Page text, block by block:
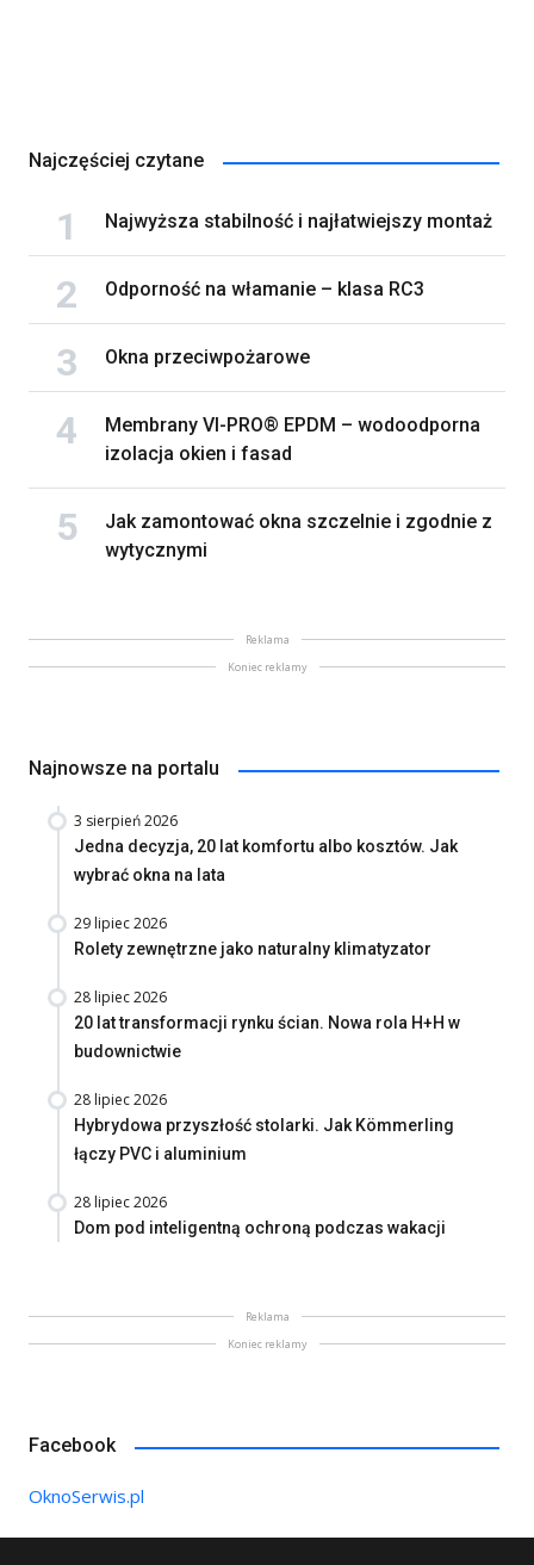
Najczęściej czytane
Najwyższa stabilność i najłatwiejszy montaż
Odporność na włamanie – klasa RC3
Okna przeciwpożarowe
Membrany VI-PRO® EPDM – wodoodporna
izolacja okien i fasad
Jak zamontować okna szczelnie i zgodnie z
wytycznymi
Reklama
Koniec reklamy
Najnowsze na portalu
3 sierpień 2026
Jedna decyzja, 20 lat komfortu albo kosztów. Jak
wybrać okna na lata
29 lipiec 2026
Rolety zewnętrzne jako naturalny klimatyzator
28 lipiec 2026
20 lat transformacji rynku ścian. Nowa rola H+H w
budownictwie
28 lipiec 2026
Hybrydowa przyszłość stolarki. Jak Kömmerling
łączy PVC i aluminium
28 lipiec 2026
Dom pod inteligentną ochroną podczas wakacji
Reklama
Koniec reklamy
Facebook
OknoSerwis.pl